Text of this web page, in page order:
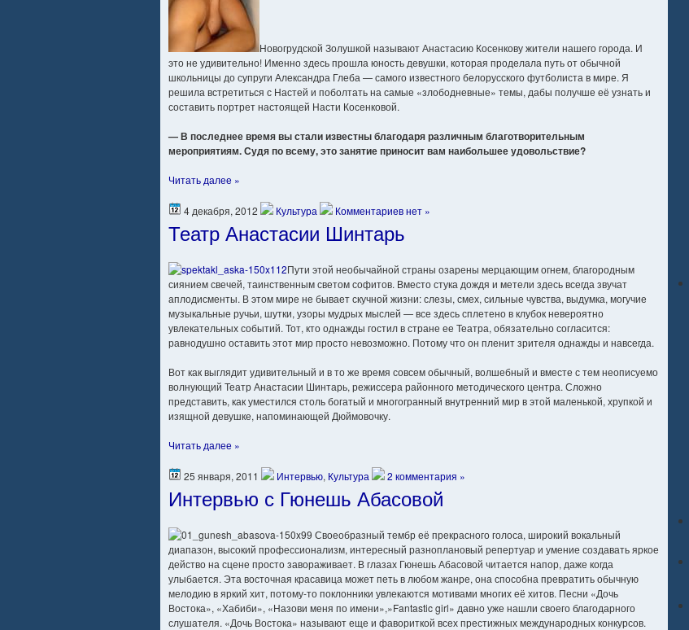
Новогрудской Золушкой называют Анастасию Косенкову жители нашего города. И
это не удивительно! Именно здесь прошла юность девушки, которая проделала путь от обычной
школьницы до супруги Александра Глеба — самого известного белорусского футболиста в мире. Я
решила встретиться с Настей и поболтать на самые «злободневные» темы, дабы получше её узнать и
составить портрет настоящей Насти Косенковой.
— В последнее время вы стали известны благодаря различным благотворительным
мероприятиям. Судя по всему, это занятие приносит вам наибольшее удовольствие?
Читать далее »
4 декабря, 2012 Культура Комментариев нет »
Театр Анастасии Шинтарь
Пути этой необычайной страны озарены мерцающим огнем, благородным
сиянием свечей, таинственным светом софитов. Вместо стука дождя и метели здесь всегда звучат
аплодисменты. В этом мире не бывает скучной жизни: слезы, смех, сильные чувства, выдумка, могучие
музыкальные ручьи, шутки, узоры мудрых мыслей — все здесь сплетено в клубок невероятно
увлекательных событий. Тот, кто однажды гостил в стране ее Театра, обязательно согласится:
равнодушно оставить этот мир просто невозможно. Потому что он пленит зрителя однажды и навсегда.
Вот как выглядит удивительный и в то же время совсем обычный, волшебный и вместе с тем неописуемо
волнующий Театр Анастасии Шинтарь, режиссера районного методического центра. Сложно
представить, как уместился столь богатый и многогранный внутренний мир в этой маленькой, хрупкой и
изящной девушке, напоминающей Дюймовочку.
Читать далее »
25 января, 2011 Интервью, Культура 2 комментария »
Интервью с Гюнешь Абасовой
Своеобразный тембр её прекрасного голоса, широкий вокальный
диапазон, высокий профессионализм, интересный разноплановый репертуар и умение создавать яркое
действо на сцене просто завораживает. В глазах Гюнешь Абасовой читается напор, даже когда
улыбается. Эта восточная красавица может петь в любом жанре, она способна превратить обычную
мелодию в яркий хит, потому-то поклонники увлекаются мотивами многих её хитов. Песни «Дочь
Востока», «Хабиби», «Назови меня по имени»,»Fantastic girl» давно уже нашли своего благодарного
слушателя. «Дочь Востока» называют еще и фавориткой всех престижных международных конкурсов.